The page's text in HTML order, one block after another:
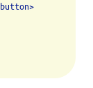
button>